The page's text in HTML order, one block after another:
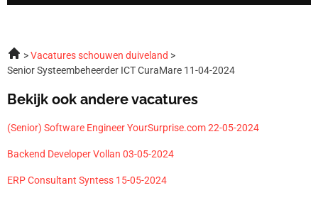
Vacatures schouwen duiveland
Senior Systeembeheerder ICT CuraMare 11-04-2024
Bekijk ook andere vacatures
(Senior) Software Engineer YourSurprise.com 22-05-2024
Backend Developer Vollan 03-05-2024
ERP Consultant Syntess 15-05-2024